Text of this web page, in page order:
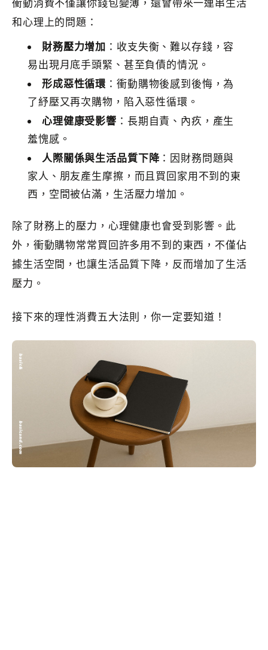
衝動消費不僅讓你錢包變薄，還會帶來一連串生活
和心理上的問題：
財務壓力增加 ：收支失衡、難以存錢，容
易出現月底手頭緊、甚至負債的情況。
形成惡性循環 ：衝動購物後感到後悔，為
了紓壓又再次購物，陷入惡性循環。
心理健康受影響 ：長期自責、內疚，產生
羞愧感。
人際關係與生活品質下降：因財務問題與
家人、朋友產生摩擦，而且買回家用不到的東
西，空間被佔滿，生活壓力增加。
除了財務上的壓力，心理健康也會受到影響。此
外，衝動購物常常買回許多用不到的東西，不僅佔
據生活空間，也讓生活品質下降，反而增加了生活
壓力。
接下來的理性消費五大法則，你一定要知道！